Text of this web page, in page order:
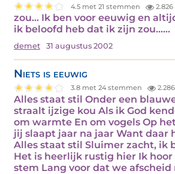
4.5 met 21 stemmen 2.826
zou… Ik ben voor eeuwig en
ik beloofd heb dat ik zijn zou……
demet 31 augustus 2002
Niets is eeuwig
3.8 met 24 stemmen 2.286
Alles staat stil Onder een
straalt ijzige kou Als ik God
om warmte En om vogels Op
jij slaapt jaar na jaar Want daar
Alles staat stil Sluimer zacht, ik
Het is heerlijk rustig hier Ik hoor
stem Lang voor dat we afscheid